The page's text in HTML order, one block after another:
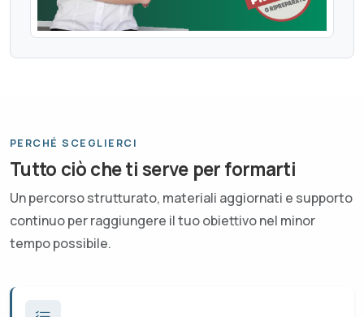
PERCHÉ SCEGLIERCI
Tutto ciò che ti serve per formarti
Un percorso strutturato, materiali aggiornati e supporto
continuo per raggiungere il tuo obiettivo nel minor
tempo possibile.